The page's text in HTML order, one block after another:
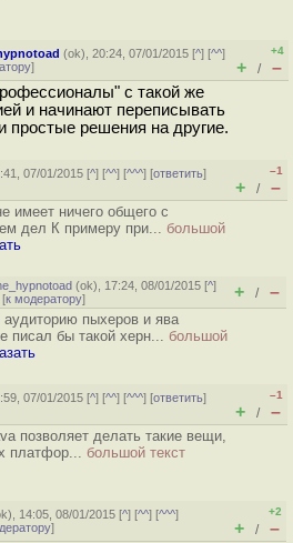
(ok), 20:24, 07/01/2015 [^] [^^]
]
+4
+ / –
с такой же
и начинают переписывать
простые решения на другие.
07/01/2015 [^] [^^] [^^^] [ответить]
–1
+ / –
имеет ничего общего с
дел К примеру при... большой
(ok), 17:24, 08/01/2015 [^]
к модератору] + / –
пыхеров и ява
писал бы такой херн... большой
07/01/2015 [^] [^^] [^^^] [ответить]
–1
+ / –
позволяет делать такие вещи,
платфор... большой текст
), 14:05, 08/01/2015 [^] [^^] [^^^]
]
+2
+ / –